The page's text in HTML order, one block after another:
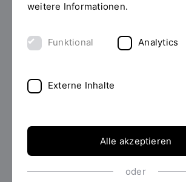
Filter
76 Ergebnisse gefunden.
weitere Informationen.
Funktional Analytics
Externe Inhalte
Alle akzeptieren
oder